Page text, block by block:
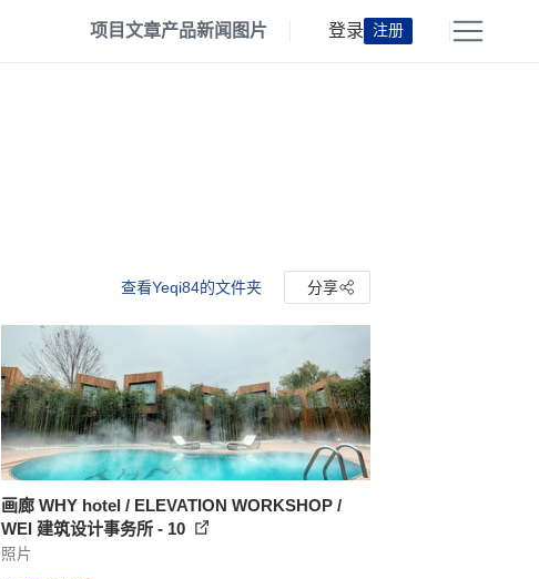
项目文章产品新闻 图片 登录 注册
查看Yeqi84的文件夹 分享
画廊 WHY hotel / ELEVATION WORKSHOP /
WEI 建筑设计事务所 - 10
照片